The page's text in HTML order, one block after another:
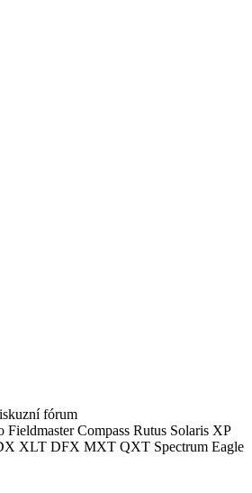
fórum
Compass Rutus Solaris XP
XLT DFX MXT QXT Spectrum Eagle